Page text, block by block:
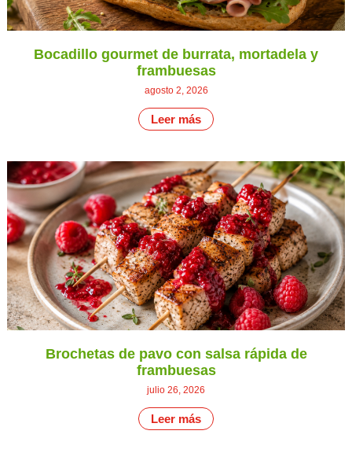
Bocadillo gourmet de burrata, mortadela y
frambuesas
agosto 2, 2026
Leer más
Brochetas de pavo con salsa rápida de
frambuesas
julio 26, 2026
Leer más